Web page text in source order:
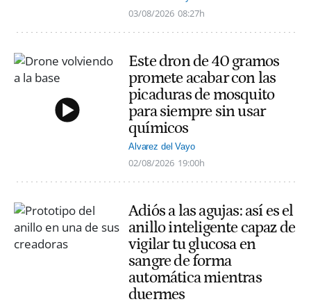
03/08/2026 08:27h
Este dron de 40 gramos
promete acabar con las
picaduras de mosquito
para siempre sin usar
químicos
Alvarez del Vayo
02/08/2026 19:00h
Adiós a las agujas: así es el
anillo inteligente capaz de
vigilar tu glucosa en
sangre de forma
automática mientras
duermes